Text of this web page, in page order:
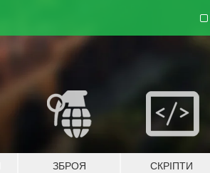
ЗБРОЯ СКРІПТИ